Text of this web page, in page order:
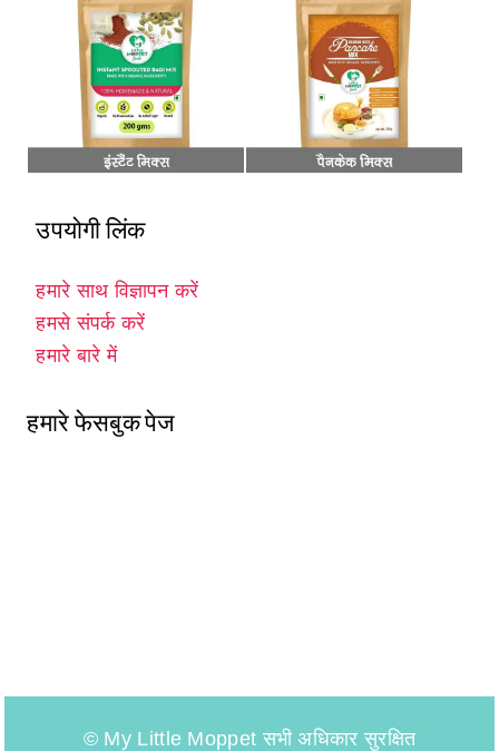
उपयोगी लिंक
हमारे साथ विज्ञापन करें
हमसे संपर्क करें
हमारे बारे में
हमारे फेसबुक पेज
© My Little Moppet सभी अधिकार सुरक्षित